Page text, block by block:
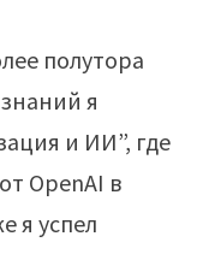
полутора
я
и ИИ”, где
OpenAI в
я успел